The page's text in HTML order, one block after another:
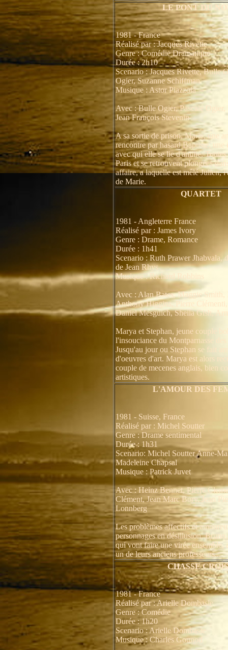
LE PONT DU
1981 - France
Réalisé par : Jacques Rivette
Genre : Comédie Dramatique
Durée : 2h10
Scenario : Jacques Rivette, Bulle
Ogier, Suzanne Schiffman
Musique : Astor Piazzola
Avec : Bulle Ogier, Pascale
Jean François Stevenin
A sa sortie de prison, Marie, une
rencontre par hasard Baptiste, une
avec qui elle se lie d'amitié.
Paris et se retrouvent plongées
affaire, a laquelle est mêlé Julien,
de Marie.
QUARTET
1981 - Angleterre France
Réalisé par : James Ivory
Genre : Drame, Romance
Durée : 1h41
Scenario : Ruth Prawer Jhabvala,
de Jean Rhys
Musique : Richard Robbins
Avec : Alan Bates, Maggie Smith,
Anthony Higgins, Pierre
Daniel Mesguich, Sheila Gish,
Marya et Stephan, jeune couple
l'insouciance du Montparnasse des
Jusqu'au jour ou Stephan se fait
d'oeuvres d'art. Marya est alors
couple de mecenes anglais, bien
artistiques.
L'AMOUR DES
1981 - Suisse, France
Réalisé par : Michel Soutter
Genre : Drame sentimental
Durée : 1h31
Scenario: Michel Soutter Anne-
Madeleine Chapsal
Musique : Patrick Juvet
Avec : Heinz Bennet, Pierre
Clément, Jean Marc Bory, Jean
Lonnberg
Les problèmes affectifs et
personnages en désillusion,
qui vont faire une virée ensemble,
un de leurs anciens professeurs...
CHASSE
1981 - France
Réalisé par : Arielle Dombasle
Genre : Comédie
Durée : 1h20
Scenario : Arielle Dombasle
Musique : Charles Gounod